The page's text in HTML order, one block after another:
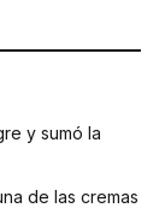
y sumó la
de las cremas